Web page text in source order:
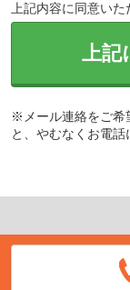
上記内容に同意いた
上記
※メール連絡をご希
と、やむなくお電話